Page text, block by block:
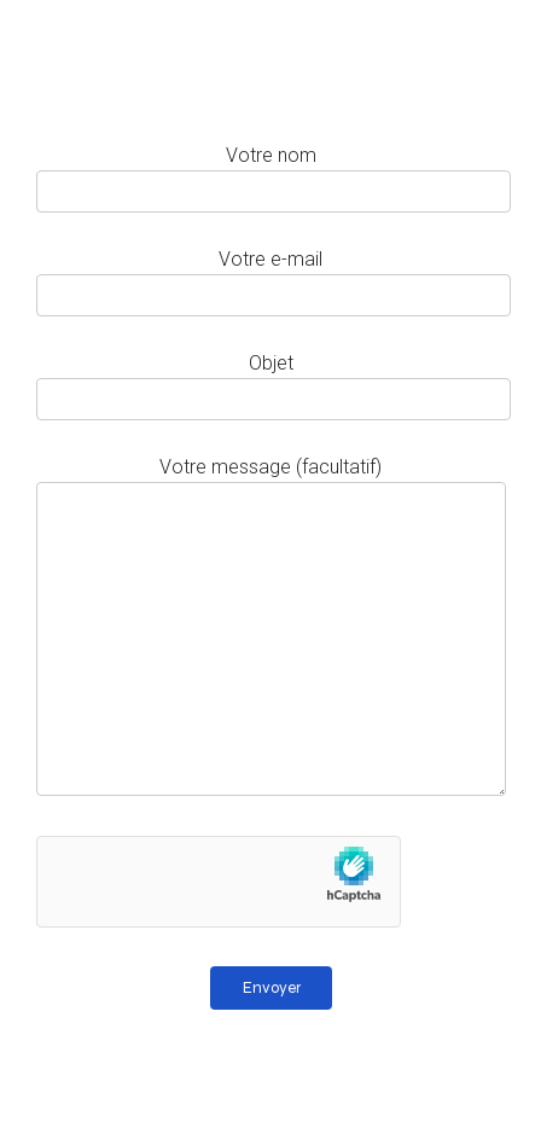
Votre nom
Votre e-mail
Objet
Votre message (facultatif)